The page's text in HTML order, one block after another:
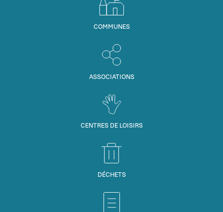
COMMUNES
ASSOCIATIONS
CENTRES DE LOISIRS
DÉCHETS